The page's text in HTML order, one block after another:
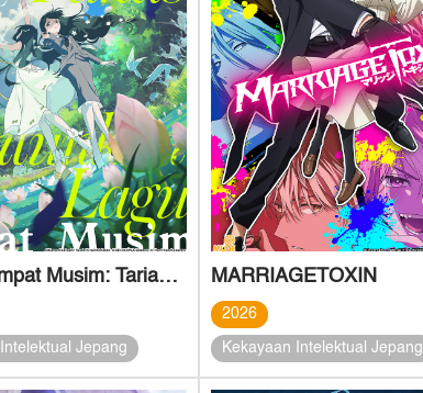
Utusan Empat Musim: Tarian Musim Semi
Jepang
MARRIAGETOXIN
2026
Kekayaan Intelektual Jepang